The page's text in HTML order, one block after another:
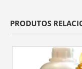
PRODUTOS